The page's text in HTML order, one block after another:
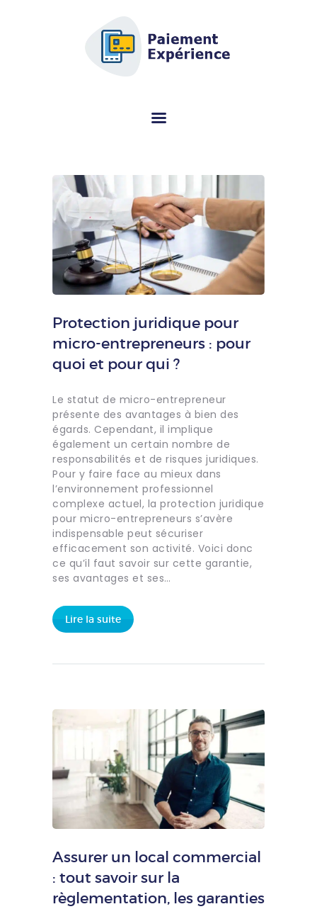
AFSCM.ORG - GUIDE D'ACHAT
Vous cherchez des informations sur le terminal de paiement (TPE) ? Ce
portail spécialisé vous aide à choisir le bon modèle gratuitement.
AVIS PAR MARQUES
CONSEILS
QUI SOMMES-NOUS ?
Protection juridique pour
micro-entrepreneurs : pour
quoi et pour qui ?
Le statut de micro-entrepreneur
présente des avantages à bien des
égards. Cependant, il implique
également un certain nombre de
responsabilités et de risques juridiques.
Pour y faire face au mieux dans
l’environnement professionnel
complexe actuel, la protection juridique
pour micro-entrepreneurs s’avère
indispensable peut sécuriser
efficacement son activité. Voici donc
ce qu’il faut savoir sur cette garantie,
ses avantages et ses…
Lire la suite
Assurer un local commercial
: tout savoir sur la
règlementation, les garanties